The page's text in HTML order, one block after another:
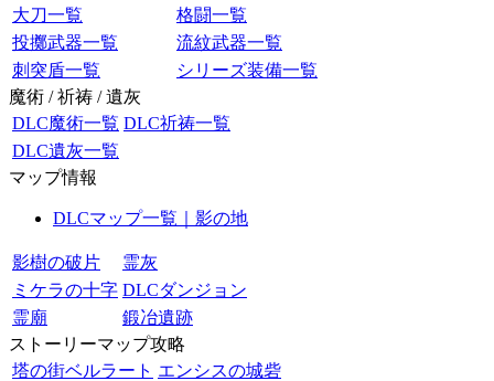
大刀一覧
格闘一覧
投擲武器一覧
流紋武器一覧
刺突盾一覧
シリーズ装備一覧
魔術 / 祈祷 / 遺灰
DLC魔術一覧 DLC祈祷一覧
DLC遺灰一覧
マップ情報
DLCマップ一覧｜影の地
影樹の破片
霊灰
ミケラの十字 DLCダンジョン
霊廟
鍛冶遺跡
ストーリーマップ攻略
塔の街ベルラート エンシスの城砦